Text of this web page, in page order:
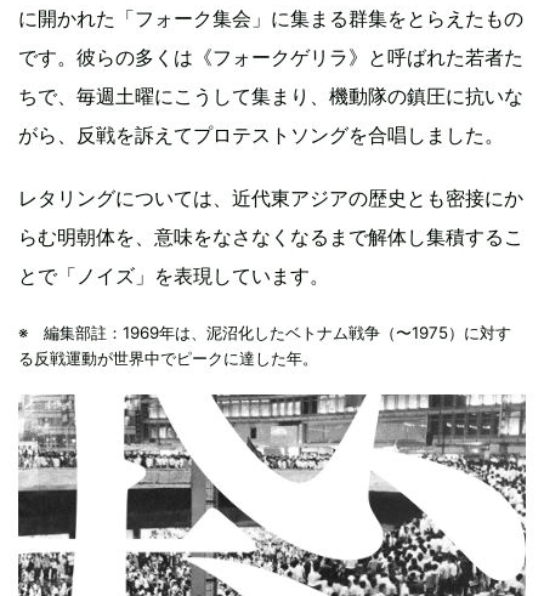
に開かれた「フォーク集会」に集まる群集をとらえたもの
です。彼らの多くは《フォークゲリラ》と呼ばれた若者た
ちで、毎週土曜にこうして集まり、機動隊の鎮圧に抗いな
がら、反戦を訴えてプロテストソングを合唱しました。
レタリングについては、近代東アジアの歴史とも密接にか
らむ明朝体を、意味をなさなくなるまで解体し集積するこ
とで「ノイズ」を表現しています。
※ 編集部註：1969年は、泥沼化したベトナム戦争（〜1975）に対す
る反戦運動が世界中でピークに達した年。